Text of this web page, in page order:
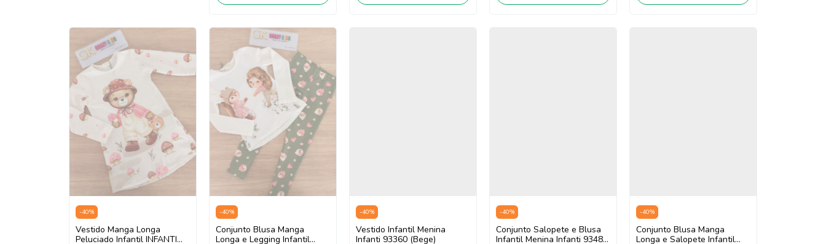
-40%
Vestido Manga Longa
Peluciado Infantil INFANTI
-40%
Conjunto Blusa Manga
Longa e Legging Infantil
-40%
Vestido Infantil Menina
Infanti 93360 (Bege)
-40%
Conjunto Salopete e Blusa
Infantil Menina Infanti 93486
-40%
Conjunto Blusa Manga
Longa e Salopete Infantil